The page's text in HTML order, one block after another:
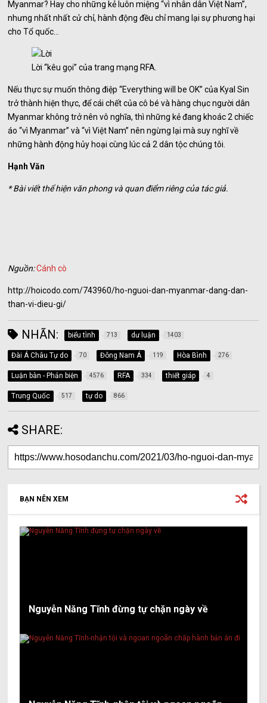
Myanmar? Hay cho những kẻ luôn miệng “vì nhân dân Việt Nam”,
nhưng nhất nhất cử chỉ, hành động đều chỉ mang lại sự phương hại
cho Tổ quốc…
Lời “kêu gọi” của trang mạng RFA.
Nếu thực sự muốn thông điệp “Everything will be OK” của Kyal Sin
trở thành hiện thực, để cái chết của cô bé và hàng chục người dân
Myanmar không trở nên vô nghĩa, thì những kẻ đang khoác 2 chiếc
áo “vì Myanmar” và “vì Việt Nam” nên ngừng lại mà suy nghĩ về
những hành động hủy hoại cùng lúc cả 2 dân tộc chúng tôi.
Hạnh Văn
* Bài viết thể hiện văn phong và quan điểm riêng của tác giả.
Nguồn:Cánh cò
http://hoicodo.com/743960/ho-nguoi-dan-myanmar-dang-dan-
than-vi-dieu-gi/
NHÃN: biểu tình 713 dư luận 1403
Đài Á Châu Tự do 70 Đông Nam Á 119 Hòa Bình 276
Luận bàn - Phản biện 4576 RFA 334 thiết giáp 4
Trung Quốc 517 tự do 866
SHARE:
BẠN NÊN XEM
Nguyễn Năng Tĩnh đừng tự chặn ngày về